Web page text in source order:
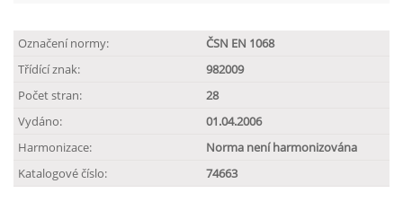
Označení normy:
ČSN EN 1068
Třídící znak:
982009
Počet stran:
28
Vydáno:
01.04.2006
Harmonizace:
Norma není harmonizována
Katalogové číslo:
74663